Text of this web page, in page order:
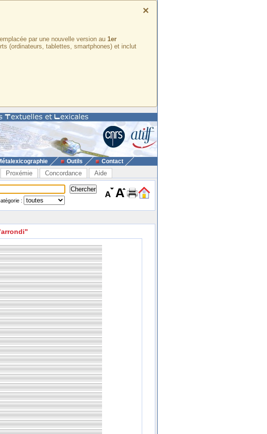
×
par une nouvelle version au 1er
(ordinateurs, tablettes, smartphones) et inclut
Outils Contact
Proxémie Concordance Aide
: